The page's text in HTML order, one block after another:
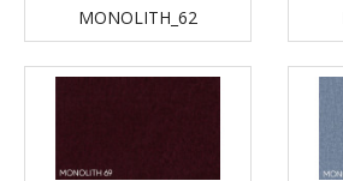
MONOLITH_62